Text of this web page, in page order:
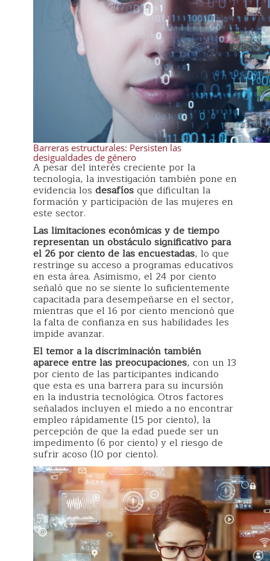
Barreras estructurales: Persisten las
desigualdades de género
A pesar del interés creciente por la
tecnología, la investigación también pone en
evidencia los desafíosque dificultan la
formación y participación de las mujeres en
este sector.
Las limitaciones económicas y de tiempo
representan un obstáculo significativo para
el 26 por ciento de las encuestadas, lo que
restringe su acceso a programas educativos
en esta área. Asimismo, el 24 por ciento
señaló que no se siente lo suficientemente
capacitada para desempeñarse en el sector,
mientras que el 16 por ciento mencionó que
la falta de confianza en sus habilidades les
impide avanzar.
El temor a la discriminación también
aparece entre las preocupaciones, con un 13
por ciento de las participantes indicando
que esta es una barrera para su incursión
en la industria tecnológica. Otros factores
señalados incluyen el miedo a no encontrar
empleo rápidamente (15 por ciento), la
percepción de que la edad puede ser un
impedimento (6 por ciento) y el riesgo de
sufrir acoso (10 por ciento).